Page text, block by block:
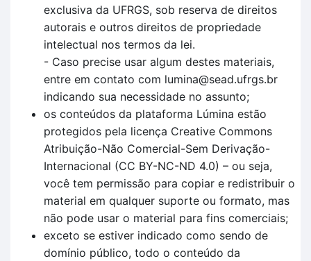
exclusiva da UFRGS, sob reserva de direitos
autorais e outros direitos de propriedade
intelectual nos termos da lei.
- Caso precise usar algum destes materiais,
entre em contato com lumina@sead.ufrgs.br
indicando sua necessidade no assunto;
os conteúdos da plataforma Lúmina estão
protegidos pela licença Creative Commons
Atribuição-Não Comercial-Sem Derivação-
Internacional (CC BY-NC-ND 4.0) – ou seja,
você tem permissão para copiar e redistribuir o
material em qualquer suporte ou formato, mas
não pode usar o material para fins comerciais;
exceto se estiver indicado como sendo de
domínio público, todo o conteúdo da